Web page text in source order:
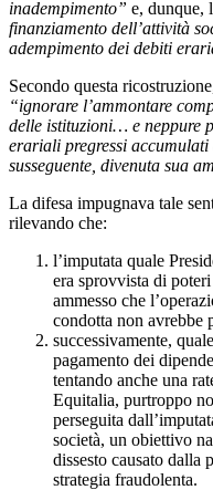
inadempimento” e, dunque,
finanziamento dell’attività
adempimento dei debiti
Secondo questa
“ignorare l’ammontare
delle istituzioni… e neppure
erariali pregressi
susseguente, divenuta sua
La difesa impugnava tale
rilevando che:
l’imputata quale
era sprovvista di
ammesso che
condotta non avrebbe
successivamente,
pagamento dei
tentando anche una
Equitalia, purtroppo
perseguita
società, un obiettivo
dissesto causato dalla
strategia fraudolenta.